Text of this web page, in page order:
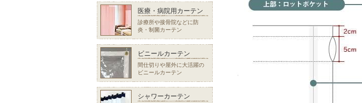
医療・病院用カーテン
診療所や接骨院などに防
炎・制菌カーテン
ビニールカーテン
間仕切りや屋外に大活躍の
ビニールカーテン
シャワーカーテン